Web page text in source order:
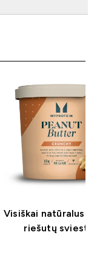
Visiškai natūralus
riešutų sviestas